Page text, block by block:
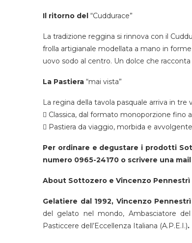
Il ritorno del “Cuddurace”
La tradizione reggina si rinnova con il
frolla artigianale modellata a mano in
uovo sodo al centro. Un dolce che
La Pastiera “mai vista”
La regina della tavola pasquale arriva in tre
 Classica, dal formato monoporzione fino
 Pastiera da viaggio, morbida e
Per ordinare e degustare i prodotti
numero 0965-24170 o scrivere una
About Sottozero e Vincenzo Pennestrì
Gelatiere dal 1992, Vincenzo
del gelato nel mondo, Ambasciatore
Pasticcere dell’Eccellenza Italiana (A.P.E.I.).